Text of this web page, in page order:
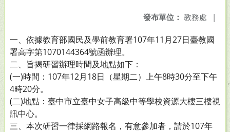
發布單位： 教務處 |
一、依據教育部國民及學前教育署107年11月27日臺教國
署高字第1070144364號函辦理。
二、旨揭研習辦理時間及地點如下：
(一)時間：107年12月18日（星期二）上午8時30分至下午
4時20分。
(二)地點：臺中市立臺中女子高級中等學校資源大樓三樓視
訊中心。
三、本次研習一律採網路報名，有意參加者，請於107年